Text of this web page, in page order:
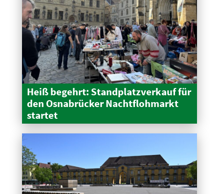
Heiß begehrt: Stand­platz­verkauf für
den Osnabrücker Nacht­floh­markt
startet